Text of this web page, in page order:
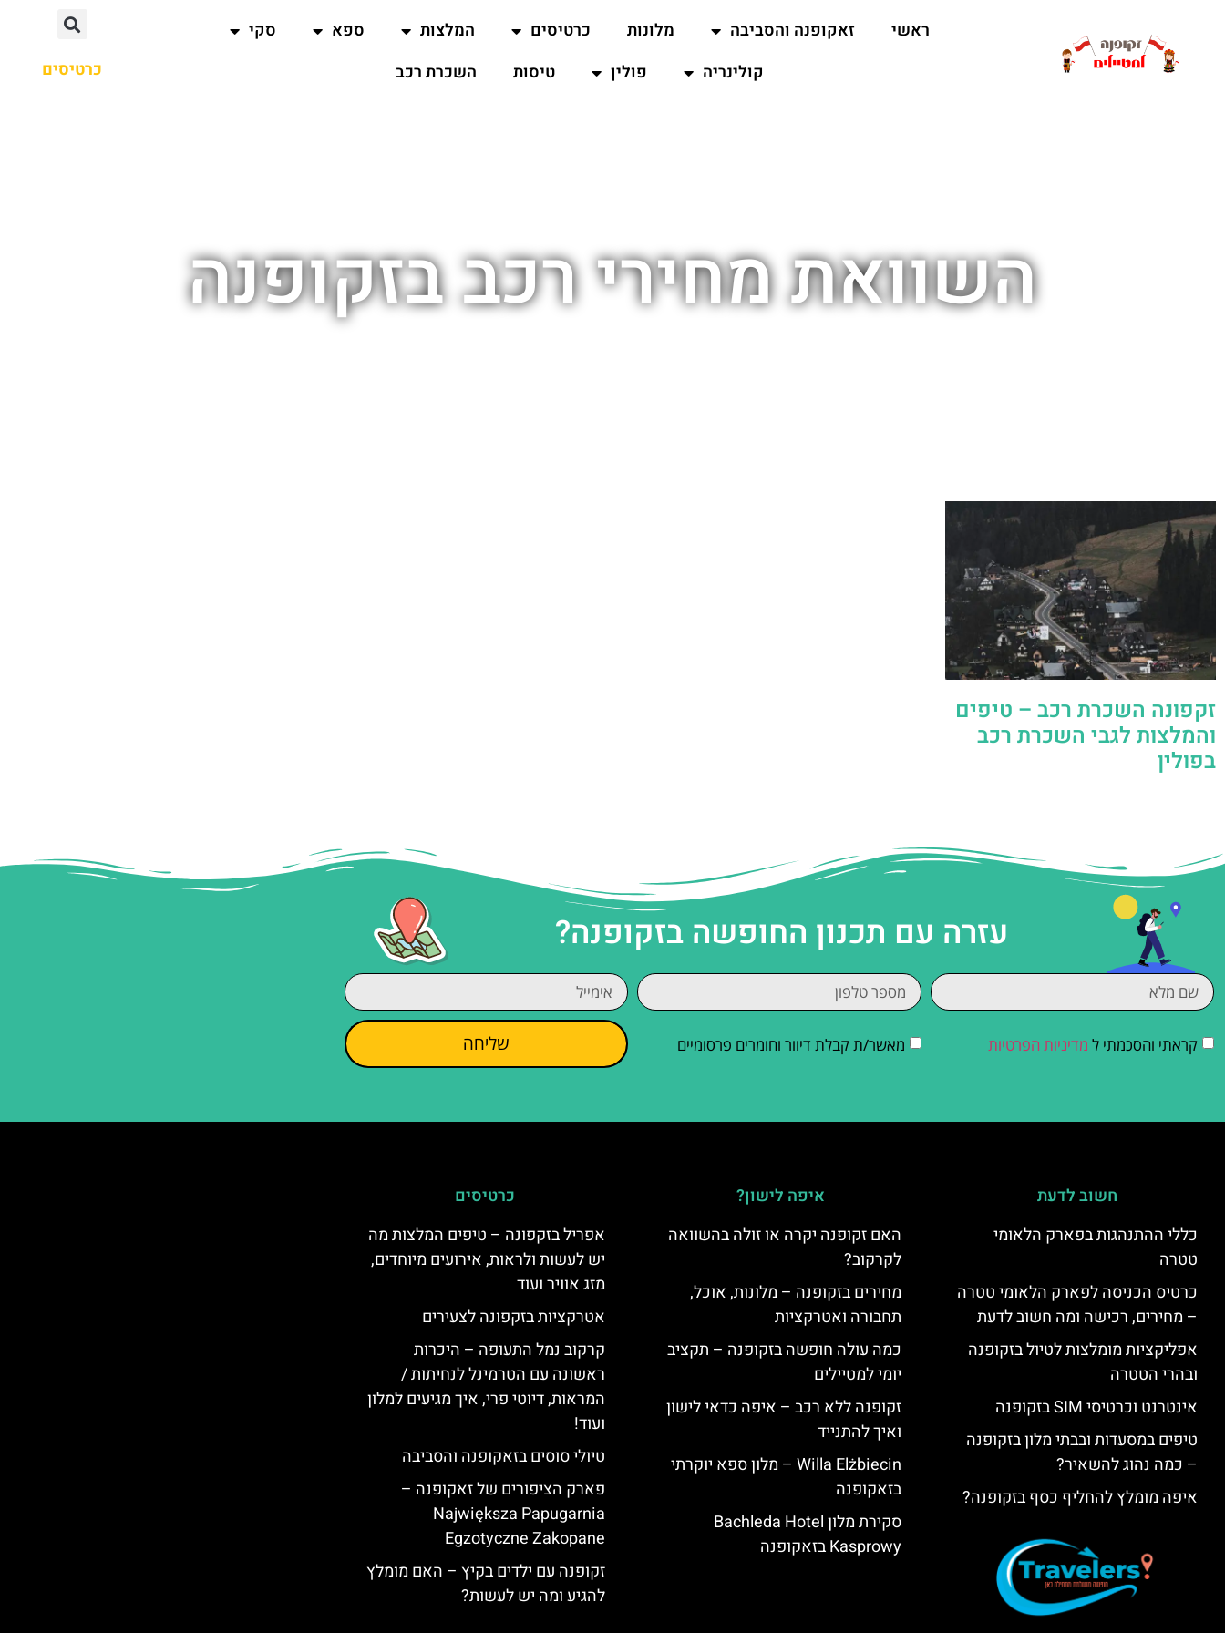
ראשי זאקופנה והסביבה מלונות כרטיסים המלצות ספא
סקי
קולינריה
פולין טיסות השכרת רכב כרטיסים
השוואת מחירי רכב בזקופנה
זקפונה השכרת רכב – טיפים
והמלצות לגבי השכרת רכב
בפולין
עזרה עם תכנון החופשה בזקופנה?
קראתי והסכמתי ל מדיניות הפרטיות מאשר/ת קבלת דיוור וחומרים פרסומיים שליחה
חשוב לדעת
כללי ההתנהגות בפארק הלאומי
טטרה
כרטיס הכניסה לפארק הלאומי טטרה
– מחירים, רכישה ומה חשוב לדעת
אפליקציות מומלצות לטיול בזקופנה
ובהרי הטטרה
אינטרנט וכרטיסי SIM בזקופנה
טיפים במסעדות ובבתי מלון בזקופנה
– כמה נהוג להשאיר?
איפה מומלץ להחליף כסף בזקופנה?
איפה לישון?
האם זקופנה יקרה או זולה בהשוואה
לקרקוב?
מחירים בזקופנה – מלונות, אוכל,
תחבורה ואטרקציות
כמה עולה חופשה בזקופנה – תקציב
יומי למטיילים
זקופנה ללא רכב – איפה כדאי לישון
ואיך להתנייד
Willa Elżbiecin – מלון ספא יוקרתי
בזאקופנה
סקירת מלון Bachleda Hotel
Kasprowy בזאקופנה
כרטיסים
אפריל בזקפונה – טיפים המלצות מה
יש לעשות ולראות, אירועים מיוחדים,
מזג אוויר ועוד
אטרקציות בזקפונה לצעירים
קרקוב נמל התעופה – היכרות
ראשונה עם הטרמינל לנחיתות /
המראות, דיוטי פרי, איך מגיעים למלון
ועוד!
טיולי סוסים בזאקופנה והסביבה
פארק הציפורים של זאקופנה –
Największa Papugarnia
Egzotyczne Zakopane
זקופנה עם ילדים בקיץ – האם מומלץ
להגיע ומה יש לעשות?